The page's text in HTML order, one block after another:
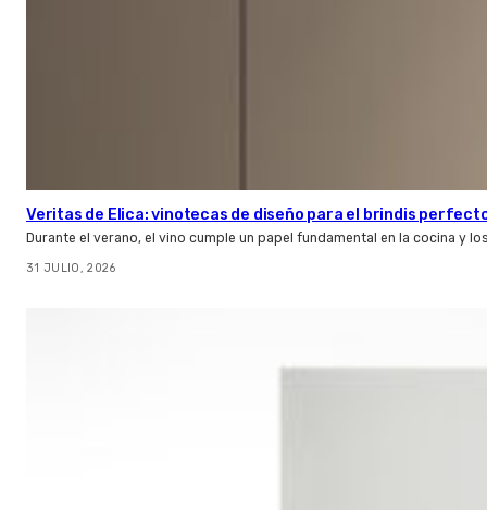
Veritas de Elica: vinotecas de diseño para el brindis
Durante el verano, el vino cumple un papel fundamental en la cocina y
31 JULIO, 2026